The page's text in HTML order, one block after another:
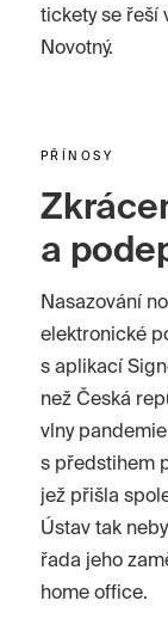
tickety se řeší
Novotný.
PŘÍNOSY
a
Nasazování
elektronické
s aplikací
než Česká
vlny pandemie
s předstihem
jež přišla
Ústav tak
řada jeho
home office.